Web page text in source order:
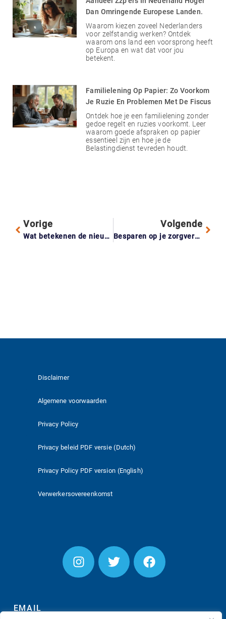
Dan Omringende Europese Landen.
Waarom kiezen zoveel Nederlanders
voor zelfstandig werken? Ontdek
waarom ons land een voorsprong heeft
op Europa en wat dat voor jou
betekent.
Familielening Op Papier: Zo Voorkom
Je Ruzie En Problemen Met De Fiscus
Ontdek hoe je een familielening zonder
gedoe regelt en ruzies voorkomt. Leer
waarom goede afspraken op papier
essentieel zijn en hoe je de
Belastingdienst tevreden houdt.
Vorige
Wat betekenen de nieuwe arbeidsregels van 2026 voor jouw flexwerkers?
Volgende
Besparen op je zorgverzekering? Dit moet je weten!
EMAIL
Disclaimer
Algemene voorwaarden
Privacy Policy
Privacy beleid PDF versie (Dutch)
Privacy Policy PDF version (English)
Verwerkersovereenkomst